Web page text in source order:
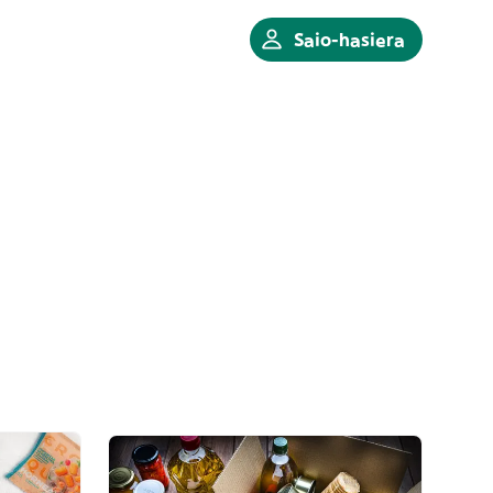
Saio-hasiera